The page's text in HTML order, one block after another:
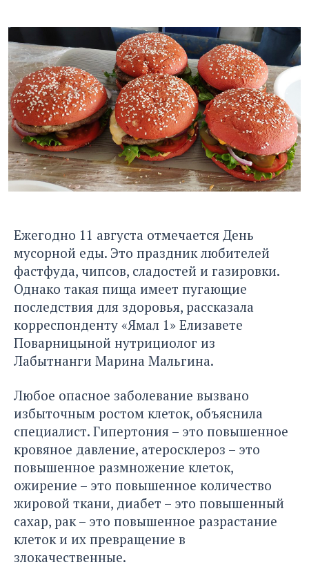
Ежегодно 11 августа отмечается День
мусорной еды. Это праздник любителей
фастфуда, чипсов, сладостей и газировки.
Однако такая пища имеет пугающие
последствия для здоровья, рассказала
корреспонденту «Ямал 1» Елизавете
Поварницыной нутрициолог из
Лабытнанги Марина Мальгина.
Любое опасное заболевание вызвано
избыточным ростом клеток, объяснила
специалист. Гипертония – это повышенное
кровяное давление, атеросклероз – это
повышенное размножение клеток,
ожирение – это повышенное количество
жировой ткани, диабет – это повышенный
сахар, рак – это повышенное разрастание
клеток и их превращение в
злокачественные.